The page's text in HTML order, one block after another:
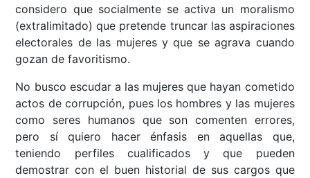
considero que socialmente se activa un moralismo
(extralimitado) que pretende truncar las aspiraciones
electorales de las mujeres y que se agrava cuando
gozan de favoritismo.
No busco escudar a las mujeres que hayan cometido
actos de corrupción, pues los hombres y las mujeres
como seres humanos que son comenten errores,
pero sí quiero hacer énfasis en aquellas que,
teniendo perfiles cualificados y que pueden
demostrar con el buen historial de sus cargos que